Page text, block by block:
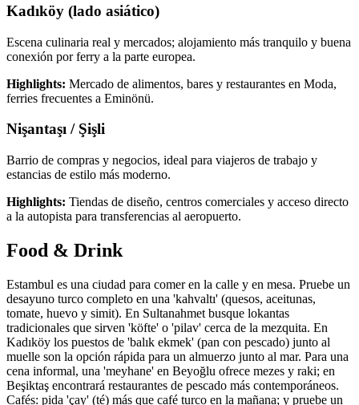
Kadıköy (lado asiático)
Escena culinaria real y mercados; alojamiento más tranquilo y buena
conexión por ferry a la parte europea.
Highlights: Mercado de alimentos, bares y restaurantes en Moda,
ferries frecuentes a Eminönü.
Nişantaşı / Şişli
Barrio de compras y negocios, ideal para viajeros de trabajo y
estancias de estilo más moderno.
Highlights: Tiendas de diseño, centros comerciales y acceso directo
a la autopista para transferencias al aeropuerto.
Food & Drink
Estambul es una ciudad para comer en la calle y en mesa. Pruebe un
desayuno turco completo en una 'kahvaltı' (quesos, aceitunas,
tomate, huevo y simit). En Sultanahmet busque lokantas
tradicionales que sirven 'köfte' o 'pilav' cerca de la mezquita. En
Kadıköy los puestos de 'balık ekmek' (pan con pescado) junto al
muelle son la opción rápida para un almuerzo junto al mar. Para una
cena informal, una 'meyhane' en Beyoğlu ofrece mezes y raki; en
Beşiktaş encontrará restaurantes de pescado más contemporáneos.
Cafés: pida 'çay' (té) más que café turco en la mañana; y pruebe un